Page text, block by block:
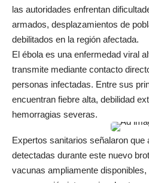
las autoridades enfrentan
armados, desplazamientos de
debilitados en la región afectada.
El ébola es una enfermedad viral
transmite mediante contacto
personas infectadas. Entre sus
encuentran fiebre alta, debilidad
hemorragias severas.
Expertos sanitarios señalaron que
detectadas durante este nuevo
vacunas ampliamente